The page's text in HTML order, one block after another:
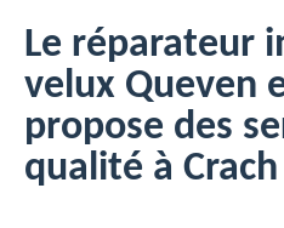
Le réparateur
velux Queven
propose des
qualité à